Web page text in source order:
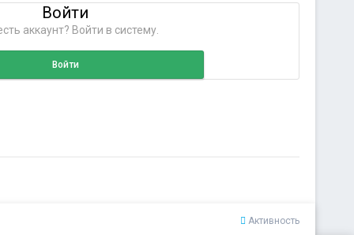
Войти
аккаунт? Войти в систему.
Войти
Активность